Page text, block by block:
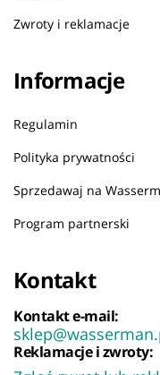
Zwroty i reklamacje
Informacje
Regulamin
Polityka prywatności
Sprzedawaj na
Program partnerski
Kontakt
Kontakt e-mail:
Reklamacje i zwroty: